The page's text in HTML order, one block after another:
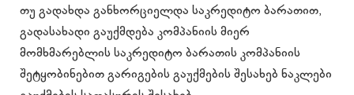
თუ გადახდა განხორციელდა საკრედიტო ბარათით,
გადასახადი გაუქმდება კომპანიის მიერ
მომხმარებლის საკრედიტო ბარათის კომპანიის
შეტყობინებით გარიგების გაუქმების შესახებ ნაკლები